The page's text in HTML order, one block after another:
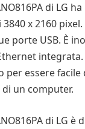
di LG
x 2160
porte USB. È
essere facile
un computer.
di LG è